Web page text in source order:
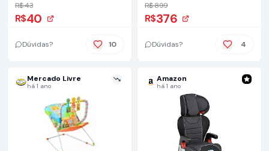
R$ 43
R$40
Dúvidas? 10
R$ 899
R$376
Dúvidas? 4
Mercado Livre
há 1 ano
Amazon
há 1 ano